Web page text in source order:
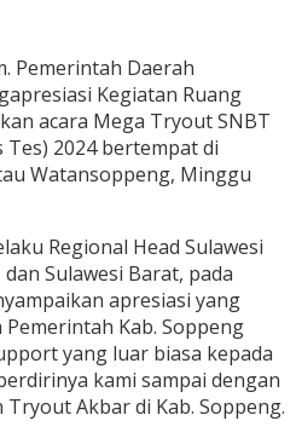
Pemerintah Daerah
Kegiatan Ruang
acara Mega Tryout SNBT
Tes) 2024 bertempat di
Watansoppeng, Minggu
Regional Head Sulawesi
Sulawesi Barat, pada
apresiasi yang
Kab. Soppeng
yang luar biasa kepada
kami sampai dengan
Akbar di Kab. Soppeng.